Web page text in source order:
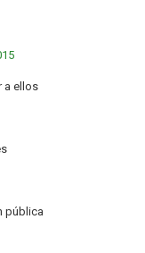
a ellos
pública